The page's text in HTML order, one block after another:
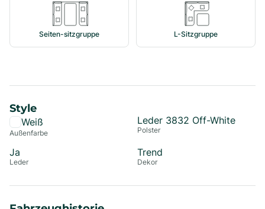
Seiten-sitzgruppe L-Sitzgruppe
Style
Weiß
Außenfarbe
Leder 3832 Off-White
Polster
Ja
Leder
Trend
Dekor